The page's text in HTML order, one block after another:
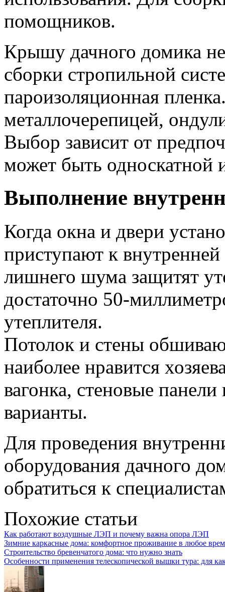
помощников.
Крышу дачного домика не
сборки стропильной
пароизоляционная
металлочерепицей,
Выбор зависит от
может быть односкатной
Выполнение
Когда окна и двери
приступают к внутренней
лишнего шума защитят
достаточно 50-
утеплителя.
Потолок и стены
наиболее нравится
вагонка, стеновые
варианты.
Для проведения
оборудования дачного
обратиться к
Похожие статьи
Как работают воздушные ЛЭП и почему важна опора ЛЭП
Зимние каркасные дома: комфортное проживание в любое
Строительство бревенчатого дома: что нужно знать
Особенности применения телескопической вышки тура: для